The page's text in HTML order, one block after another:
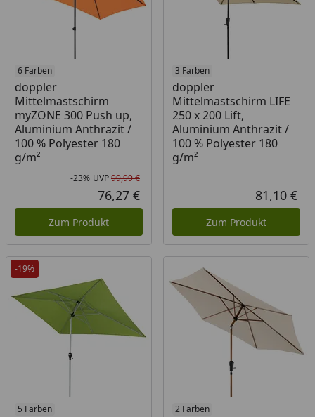
6 Farben
doppler
Mittelmastschirm
myZONE 300 Push up,
Aluminium Anthrazit /
100 % Polyester 180
g/m²
Rabatt in Prozent
-23%
Ursprünglicher Preis
UVP99,99 €
Aktueller Preis
76,27 €
Zum Produkt
3 Farben
doppler
Mittelmastschirm LIFE
250 x 200 Lift,
Aluminium Anthrazit /
100 % Polyester 180
g/m²
81,10 €
Zum Produkt
-19%
5 Farben 2 Farben